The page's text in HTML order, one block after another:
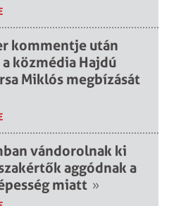
kommentje után
közmédia Hajdú
Miklós megbízását
vándorolnak ki
aggódnak a
miatt »